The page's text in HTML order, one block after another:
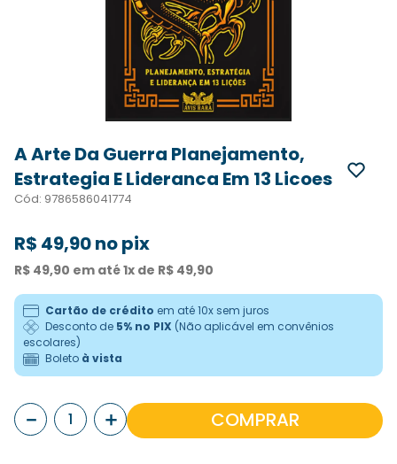
A Arte Da Guerra Planejamento,
Estrategia E Lideranca Em 13 Licoes
Cód: 9786586041774
R$ 49,90no pix
R$ 49,90 em até1x de R$ 49,90
Cartão de crédito em até 10x sem juros
Desconto de 5% no PIX (Não aplicável em convênios
escolares)
Boleto à vista
COMPRAR
＋
－